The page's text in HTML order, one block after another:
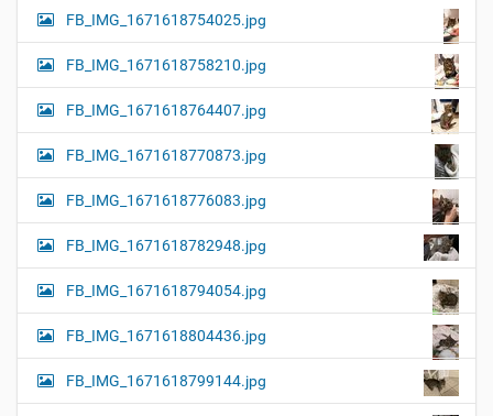
FB_IMG_1671618754025.jpg
FB_IMG_1671618758210.jpg
FB_IMG_1671618764407.jpg
FB_IMG_1671618770873.jpg
FB_IMG_1671618776083.jpg
FB_IMG_1671618782948.jpg
FB_IMG_1671618794054.jpg
FB_IMG_1671618804436.jpg
FB_IMG_1671618799144.jpg